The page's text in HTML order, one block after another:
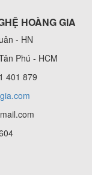
HOÀNG GIA
- HN
Phú - HCM
401 879